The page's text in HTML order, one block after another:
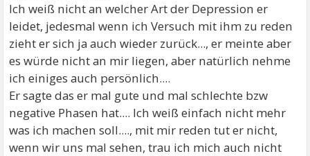
Ich weiß nicht an welcher Art der Depression er
leidet, jedesmal wenn ich Versuch mit ihm zu reden
zieht er sich ja auch wieder zurück..., er meinte aber
es würde nicht an mir liegen, aber natürlich nehme
ich einiges auch persönlich....
Er sagte das er mal gute und mal schlechte bzw
negative Phasen hat.... Ich weiß einfach nicht mehr
was ich machen soll...., mit mir reden tut er nicht,
wenn wir uns mal sehen, trau ich mich auch nicht